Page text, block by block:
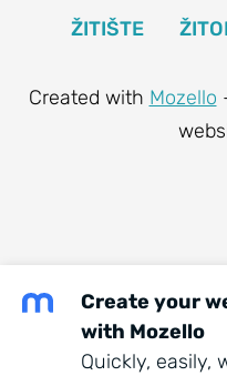
ŽITIŠTE
Created with Mozello
Create your
with Mozello
Quickly, easily,